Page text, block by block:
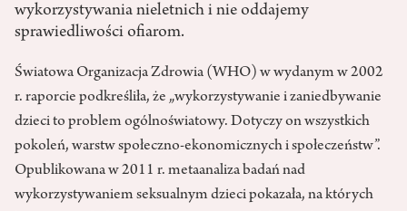
wykorzystywania nieletnich i nie oddajemy
sprawiedliwości ofiarom.
Światowa Organizacja Zdrowia (WHO) w wydanym w 2002
r. raporcie podkreśliła, że „wykorzystywanie i zaniedbywanie
dzieci to problem ogólnoświatowy. Dotyczy on wszystkich
pokoleń, warstw społeczno-ekonomicznych i społeczeństw”.
Opublikowana w 2011 r. metaanaliza badań nad
wykorzystywaniem seksualnym dzieci pokazała, na których